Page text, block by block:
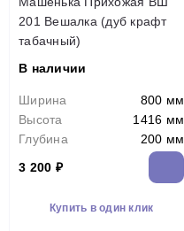
201 Вешалка (дуб крафт
табачный)
В наличии
Ширина
800 мм
Высота
1416 мм
Глубина
200 мм
3 200 ₽
Купить в один клик